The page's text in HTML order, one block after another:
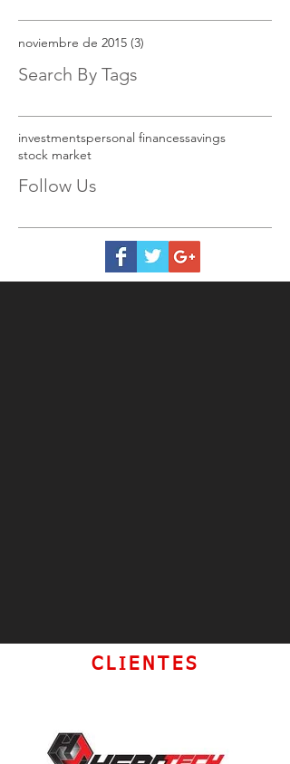
Search By Tags
Follow Us
noviembre de 2015 (3)
investmentspersonal financessavings
stock market
CLIENTES